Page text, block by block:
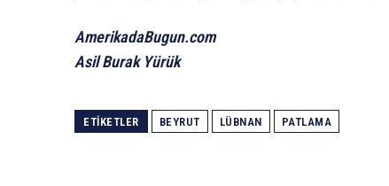
AmerikadaBugun.com
Asil Burak Yürük
ETIKETLER BEYRUT LÜBNAN PATLAMA